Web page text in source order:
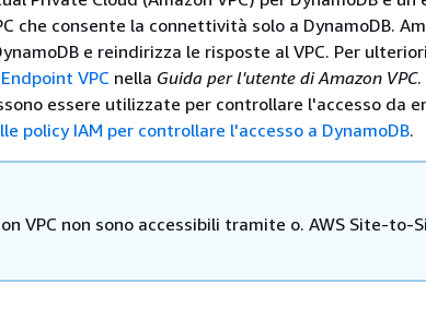
che consente la connettività solo a DynamoDB.
e reindirizza le risposte al VPC. Per
Endpoint VPC nella Guida per l'utente di Amazon VPC.
essere utilizzate per controllare l'accesso da
policy IAM per controllare l'accesso a DynamoDB.
VPC non sono accessibili tramite o. AWS Site-to-